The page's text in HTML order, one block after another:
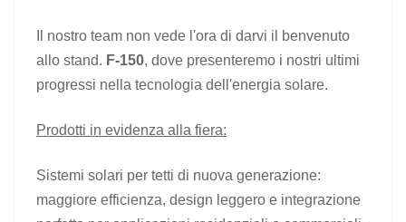
한국의
Il nostro team non vede l'ora di darvi il benvenuto
allo stand. F-150, dove presenteremo i nostri ultimi
progressi nella tecnologia dell'energia solare.
Prodotti in evidenza alla fiera:
Sistemi solari per tetti di nuova generazione:
maggiore efficienza, design leggero e integrazione